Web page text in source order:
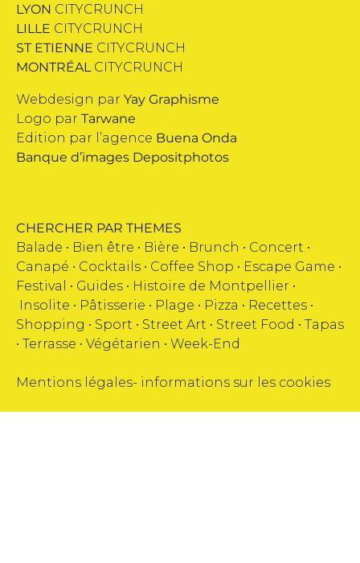
LYON CITYCRUNCH
LILLE CITYCRUNCH
ST ETIENNE CITYCRUNCH
MONTRÉAL CITYCRUNCH
Webdesign par Yay Graphisme
Logo par Tarwane
Edition par l’agence Buena Onda
Banque d’images Depositphotos
CHERCHER PAR THEMES
Balade • Bien être • Bière • Brunch • Concert •
Canapé • Cocktails • Coffee Shop • Escape Game •
Festival
• Guides • Histoire de Montpellier •
Insolite • Pâtisserie • Plage • Pizza • Recettes •
Shopping • Sport • Street Art • Street Food • Tapas
• Terrasse • Végétarien • Week-End
Mentions légales- informations sur les cookies